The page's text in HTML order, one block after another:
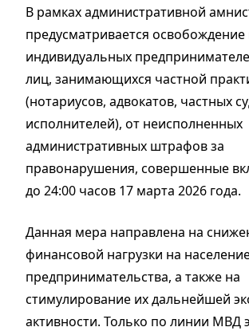
В рамках административной
предусматривается освобождение
индивидуальных
лиц, занимающихся частной
(нотариусов, адвокатов, частных
исполнителей), от неисполненных
административных штрафов за
правонарушения, совершенные
до 24:00 часов 17 марта 2026 года.
Данная мера направлена на
финансовой нагрузки на
предпринимательства, а также на
стимулирование их дальнейшей
активности. Только по линии МВД